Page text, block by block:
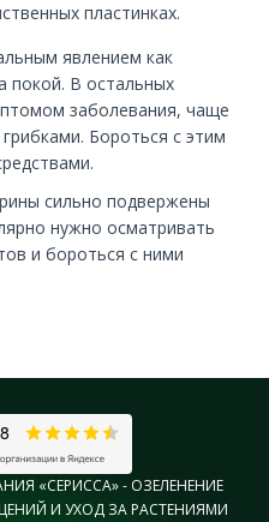
пластинках.
явлением как
покой. В остальных
заболевания, чаще
Бороться с этим
сильно подвержены
нужно осматривать
и бороться с ними
«СЕРИССА» - ОЗЕЛЕНЕНИЕ
И УХОД ЗА РАСТЕНИЯМИ